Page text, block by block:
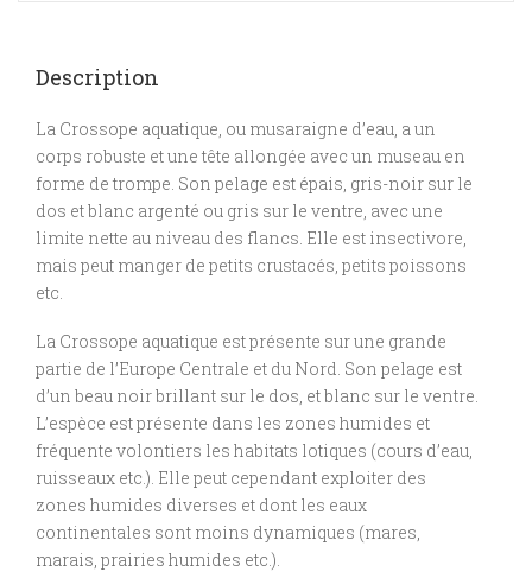
Description
La Crossope aquatique, ou musaraigne d’eau, a un
corps robuste et une tête allongée avec un museau en
forme de trompe. Son pelage est épais, gris-noir sur le
dos et blanc argenté ou gris sur le ventre, avec une
limite nette au niveau des flancs. Elle est insectivore,
mais peut manger de petits crustacés, petits poissons
etc.
La Crossope aquatique est présente sur une grande
partie de l’Europe Centrale et du Nord. Son pelage est
d’un beau noir brillant sur le dos, et blanc sur le ventre.
L’espèce est présente dans les zones humides et
fréquente volontiers les habitats lotiques (cours d’eau,
ruisseaux etc.). Elle peut cependant exploiter des
zones humides diverses et dont les eaux
continentales sont moins dynamiques (mares,
marais, prairies humides etc.).